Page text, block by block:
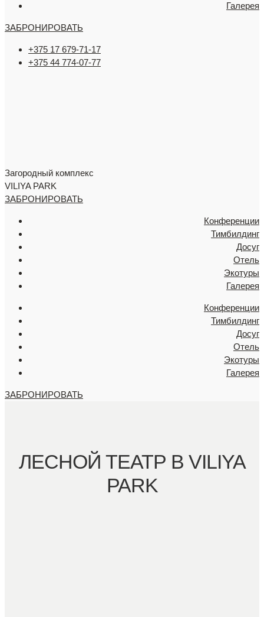
Галерея
ЗАБРОНИРОВАТЬ
+375 17 679-71-17
+375 44 774-07-77
Загородный комплекс
VILIYA PARK
ЗАБРОНИРОВАТЬ
Конференции
Тимбилдинг
Досуг
Отель
Экотуры
Галерея
Конференции
Тимбилдинг
Досуг
Отель
Экотуры
Галерея
ЗАБРОНИРОВАТЬ
ЛЕСНОЙ ТЕАТР В VILIYA
PARK